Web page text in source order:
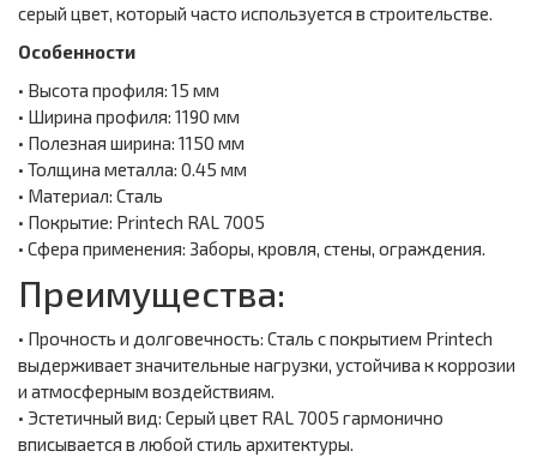
серый цвет, который часто используется в строительстве.
Особенности
• Высота профиля: 15 мм
• Ширина профиля: 1190 мм
• Полезная ширина: 1150 мм
• Толщина металла: 0.45 мм
• Материал: Сталь
• Покрытие: Printech RAL 7005
• Сфера применения: Заборы, кровля, стены, ограждения.
Преимущества:
• Прочность и долговечность: Сталь с покрытием Printech
выдерживает значительные нагрузки, устойчива к коррозии
и атмосферным воздействиям.
• Эстетичный вид: Серый цвет RAL 7005 гармонично
вписывается в любой стиль архитектуры.